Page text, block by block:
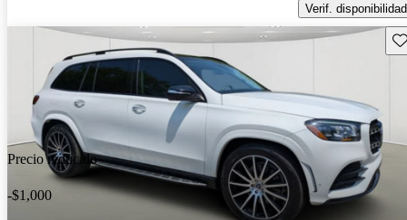
Verif. disponibilidad
Precio reducido
-$1,000